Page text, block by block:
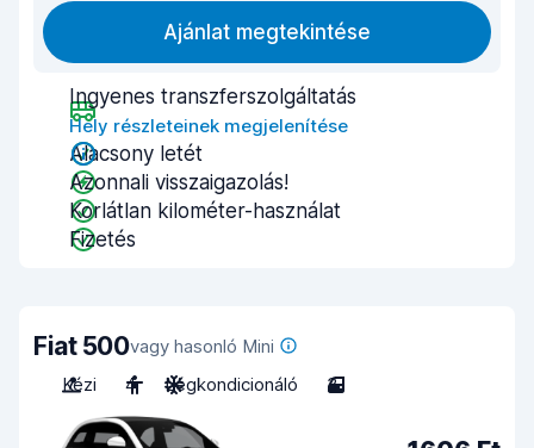
Ajánlat megtekintése
Ingyenes transzferszolgáltatás
Hely részleteinek megjelenítése
Alacsony letét
Azonnali visszaigazolás!
Korlátlan kilométer-használat
Fizetés
Fiat 500vagy hasonló Mini
Kézi
4 Légkondicionáló 3